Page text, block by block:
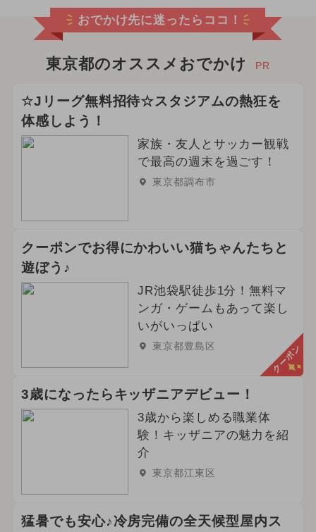
おでかけ先に迷ったらココ！
東京都のオススメおでかけ PR
☆Jリーグ無料招待☆スタジアムの熱狂を
体感しよう！
家族・友人とサッカー観戦
で最高の週末を過ごす！
東京都調布市
クーポンでお得にかわいい猫ちゃんたちと
遊ぼう♪
JR池袋駅徒歩1分！無料マ
ンガ・ゲームもあって楽し
いがいっぱい
東京都豊島区 クーポン
3歳になったらキッザニアデビュー！
3歳から楽しめる職業体
験！キッザニアの魅力を紹
介
東京都江東区
猛暑でも安心♪冷房完備の全天候型屋内ス